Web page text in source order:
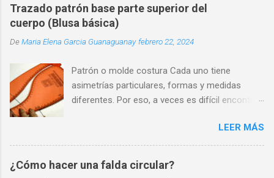
Trazado patrón base parte superior del
cuerpo (Blusa básica)
DeMaria Elena Garcia Guanaguanay febrero 22, 2024
Patrón o molde costura Cada uno tiene
asimetrías particulares, formas y medidas
diferentes. Por eso, a veces es difícil encontrar
nuestra silueta y que nos haga sentir cómodos
y seguros.
LEER MÁS
¿Cómo hacer una falda circular?